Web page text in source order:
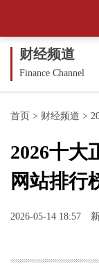
财经频道
Finance Channel
首页 > 财经频道 >
2026十大
网站排行
2026-05-14 18:57